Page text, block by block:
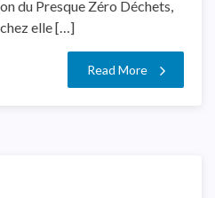
du Presque Zéro Déchets,
elle […]
Read More